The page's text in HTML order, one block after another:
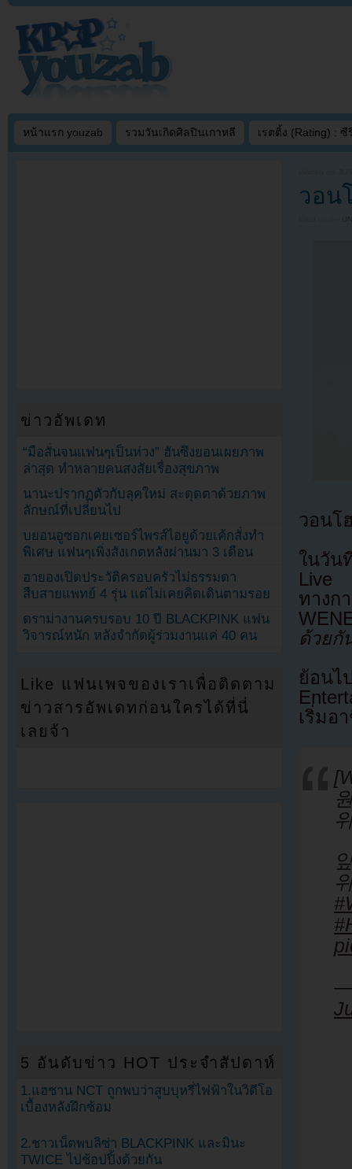
หน้าแรก youzab รวมวันเกิดศิลปินเกาหลี เรตติ้ง (Rating) : ซี
วอน
วอนโ
ในวัน
Live
ทางก
ด้วยกั
ย้อนไ
เริ่มอ
—
ข่าวอัพเดท
“มือสั่นจนแฟนๆเป็นห่วง” ฮันซึงยอนเผยภาพ
ล่าสุด ทำหลายคนสงสัยเรื่องสุขภาพ
นานะปรากฏตัวกับลุคใหม่ สะดุดตาด้วยภาพ
ลักษณ์ที่เปลี่ยนไป
บยอนอูซอกเคยเซอร์ไพรส์ไอยูด้วยเค้กสั่งทำ
พิเศษ แฟนๆเพิ่งสังเกตหลังผ่านมา 3 เดือน
ฮายองเปิดประวัติครอบครัวไม่ธรรมดา
สืบสายแพทย์ 4 รุ่น แต่ไม่เคยคิดเดินตามรอย
ดราม่างานครบรอบ 10 ปี BLACKPINK แฟน
วิจารณ์หนัก หลังจำกัดผู้ร่วมงานแค่ 40 คน
Like แฟนเพจของเราเพื่อติดตาม
ข่าวสารอัพเดทก่อนใครได้ที่นี่
เลยจ้า
5 อันดับข่าว HOT ประจำสัปดาห์
1.แฮชาน NCT ถูกพบว่าสูบบุหรี่ไฟฟ้าในวิดีโอ
เบื้องหลังฝึกซ้อม
2.ชาวเน็ตพบลิซ่า BLACKPINK และมินะ
TWICE ไปช้อปปิ้งด้วยกัน